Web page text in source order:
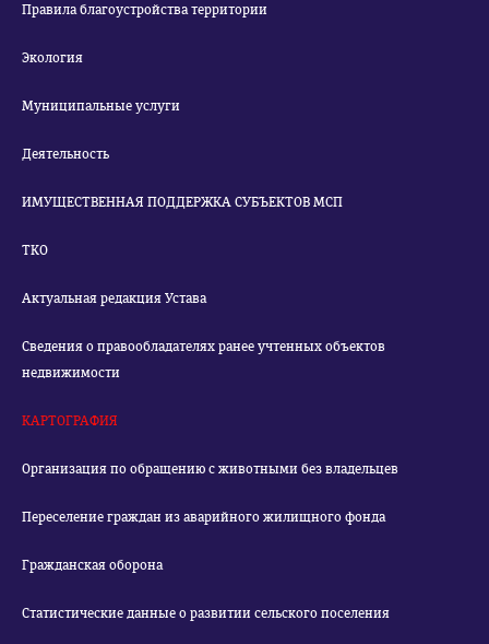
Правила благоустройства территории
Экология
Муниципальные услуги
Деятельность
ИМУЩЕСТВЕННАЯ ПОДДЕРЖКА СУБЪЕКТОВ МСП
ТКО
Актуальная редакция Устава
Сведения о правообладателях ранее учтенных объектов
недвижимости
КАРТОГРАФИЯ
Организация по обращению с животными без владельцев
Переселение граждан из аварийного жилищного фонда
Гражданская оборона
Статистические данные о развитии сельского поселения